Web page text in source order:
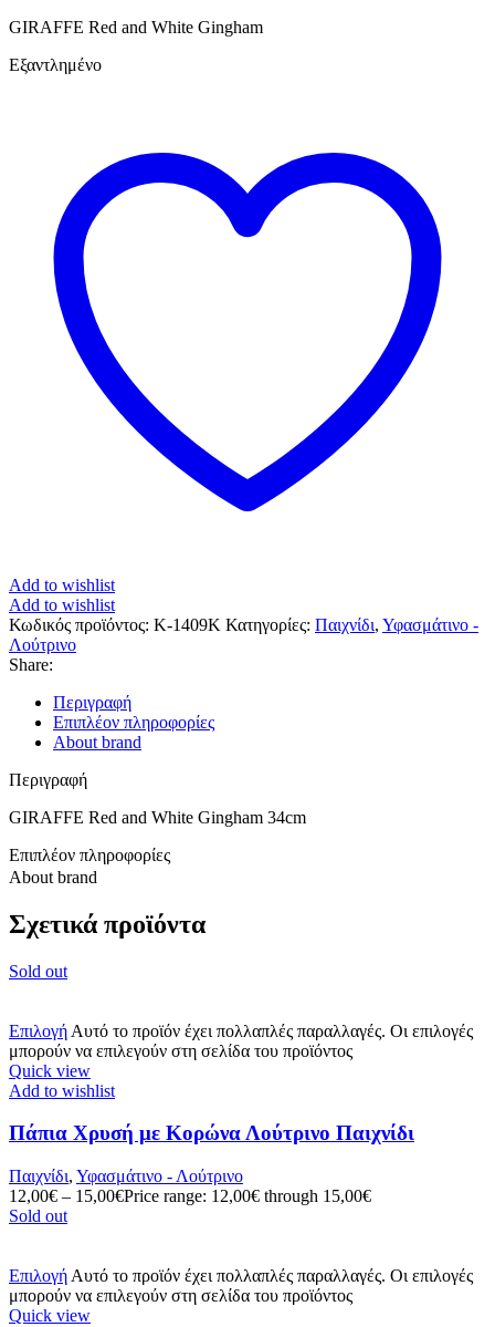
GIRAFFE Red and White Gingham
Εξαντλημένο
Add to wishlist
Add to wishlist
Κωδικός προϊόντος: K-1409K Κατηγορίες: Παιχνίδι, Υφασμάτινο -
Λούτρινο
Share:
Περιγραφή
Επιπλέον πληροφορίες
About brand
Περιγραφή
GIRAFFE Red and White Gingham 34cm
Επιπλέον πληροφορίες
About brand
Σχετικά προϊόντα
Sold out
Επιλογή Αυτό το προϊόν έχει πολλαπλές παραλλαγές. Οι επιλογές
μπορούν να επιλεγούν στη σελίδα του προϊόντος
Quick view
Add to wishlist
Πάπια Χρυσή με Κορώνα Λούτρινο Παιχνίδι
Παιχνίδι, Υφασμάτινο - Λούτρινο
12,00€ – 15,00€Price range: 12,00€ through 15,00€
Sold out
Επιλογή Αυτό το προϊόν έχει πολλαπλές παραλλαγές. Οι επιλογές
μπορούν να επιλεγούν στη σελίδα του προϊόντος
Quick view